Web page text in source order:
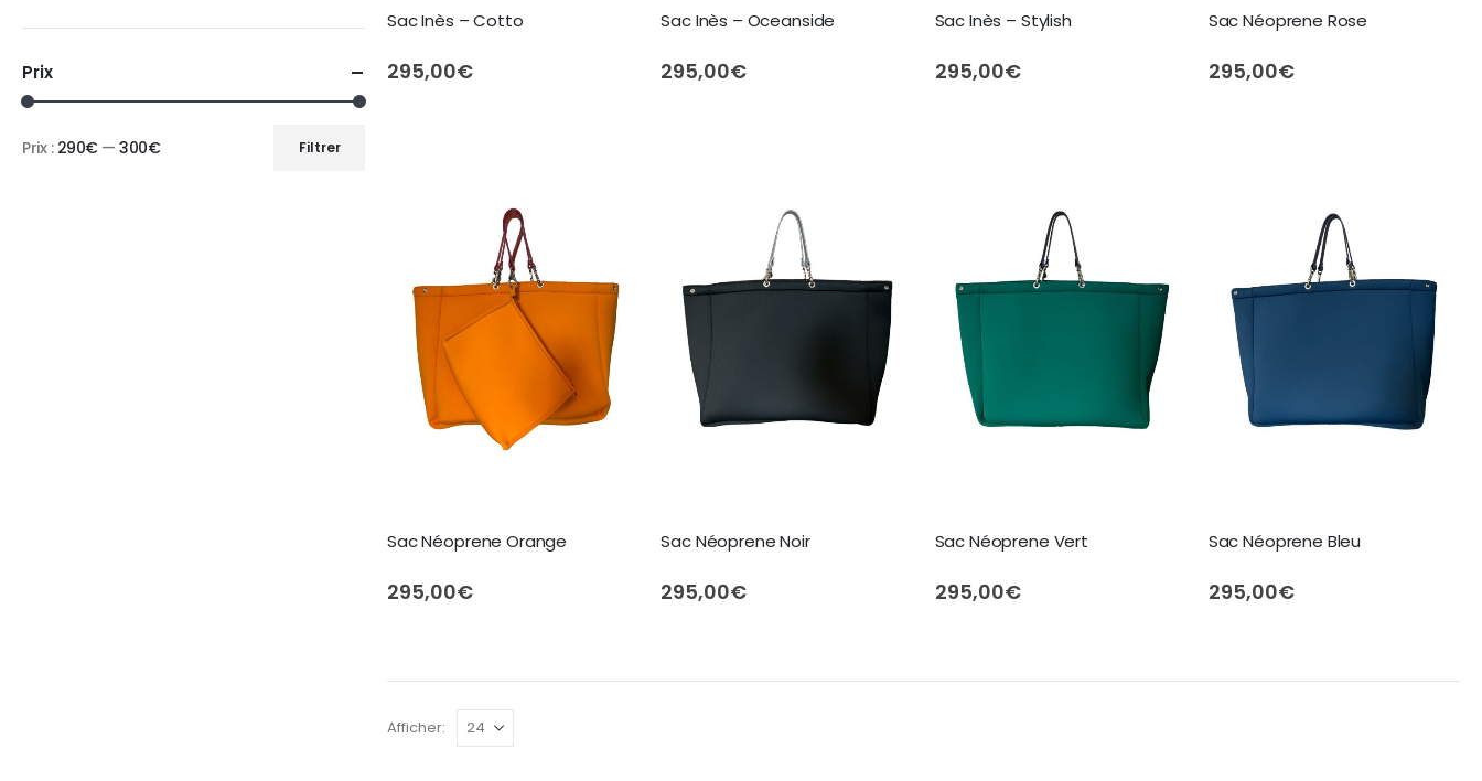
Sac Inès – Cotto
295,00€
Sac Inès – Oceanside
295,00€
Sac Inès – Stylish
295,00€
Sac Néoprene Rose
295,00€
Sac Néoprene Orange
295,00€
Sac Néoprene Noir
295,00€
Sac Néoprene Vert
295,00€
Sac Néoprene Bleu
295,00€
Afficher:
Prix
Filtrer
Prix : 290€—300€